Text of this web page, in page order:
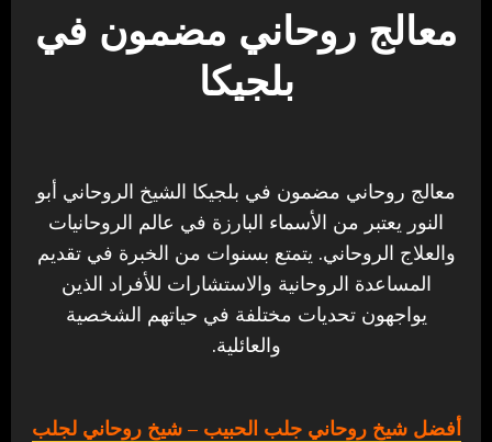
معالج روحاني مضمون في
بلجيكا
معالج روحاني مضمون في بلجيكا الشيخ الروحاني أبو
النور يعتبر من الأسماء البارزة في عالم الروحانيات
والعلاج الروحاني. يتمتع بسنوات من الخبرة في تقديم
المساعدة الروحانية والاستشارات للأفراد الذين
يواجهون تحديات مختلفة في حياتهم الشخصية
والعائلية.
أفضل شيخ روحاني جلب الحبيب – شيخ روحاني لجلب